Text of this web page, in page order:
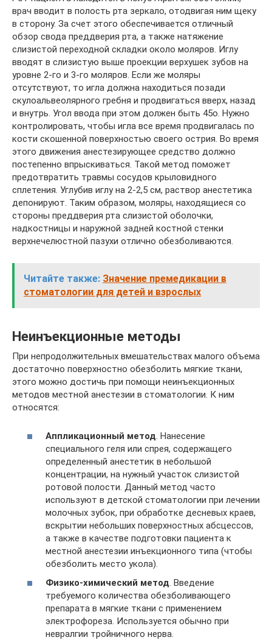
врач вводит в полость рта зеркало, отодвигая ним щеку
в сторону. За счет этого обеспечивается отличный
обзор свода преддверия рта, а также натяжение
слизистой переходной складки около моляров. Иглу
вводят в слизистую выше проекции верхушек зубов на
уровне 2-го и 3-го моляров. Если же моляры
отсутствуют, то игла должна находиться позади
скулоальвеолярного гребня и продвигаться вверх, назад
и внутрь. Угол ввода при этом должен быть 45о. Нужно
контролировать, чтобы игла все время продвигалась по
кости скошенной поверхностью своего острия. Во время
этого движения анестезирующее средство должно
постепенно впрыскиваться. Такой метод поможет
предотвратить травмы сосудов крыловидного
сплетения. Углубив иглу на 2-2,5 см, раствор анестетика
депонируют. Таким образом, моляры, находящиеся со
стороны преддверия рта слизистой оболочки,
надкостницы и наружной задней костной стенки
верхнечелюстной пазухи отлично обезболиваются.
Читайте также: Значение премедикации в
стоматологии для детей и взрослых
Неинъекционные методы
При непродолжительных вмешательствах малого объема
достаточно поверхностно обезболить мягкие ткани,
этого можно достичь при помощи неинъекционных
методов местной анестезии в стоматологии. К ним
относятся:
Аппликационный метод . Нанесение
специального геля или спрея, содержащего
определенный анестетик в небольшой
концентрации, на нужный участок слизистой
ротовой полости. Данный метод часто
используют в детской стоматологии при лечении
молочных зубок, при обработке десневых краев,
вскрытии небольших поверхностных абсцессов,
а также в качестве подготовки пациента к
местной анестезии инъекционного типа (чтобы
обезболить место укола).
Физико-химический метод. Введение
требуемого количества обезболивающего
препарата в мягкие ткани с применением
электрофореза. Используется обычно при
невралгии тройничного нерва.